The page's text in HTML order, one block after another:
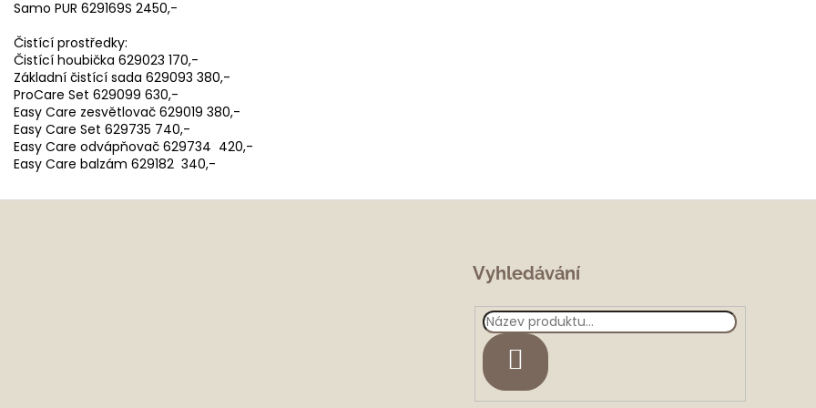
Samo PUR 629169S 2450,-
Čistící prostředky:
Čistící houbička 629023 170,-
Základní čistící sada 629093 380,-
ProCare Set 629099 630,-
Easy Care zesvětlovač 629019 380,-
Easy Care Set 629735 740,-
Easy Care odvápňovač 629734 420,-
Easy Care balzám 629182 340,-
Vyhledávání
HLEDAT